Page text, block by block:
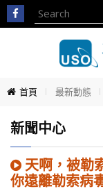
首頁 最新動態
新聞中心
天啊，被勒
你遠離勒索病